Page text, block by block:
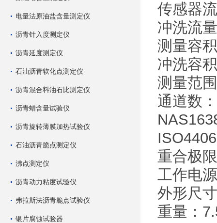
电量法原油盐含量测定仪
沥青针入度测定仪
沥青延度测定仪
石油沥青软化点测定仪
沥青混合料油石比测定仪
沥青蜡含量试验仪
沥青旋转薄膜加热试验仪
石油沥青脆点测定仪
沸点测定仪
沥青动力粘度试验仪
弗拉斯法沥青脆点试验仪
银片腐蚀试验器
传感器
冲洗流
测量容
冲洗容
测量范
通道数
重合极
工作电
外形尺
重量：